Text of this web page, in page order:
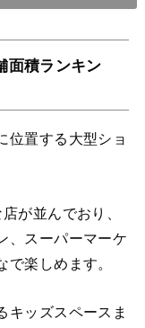
面積ランキン
位置する大型ショ
が並んでおり、
、スーパーマーケ
楽しめます。
キッズスペースま